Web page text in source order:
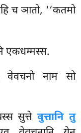
च ञातो, ‘‘कतमो
एकधम्मस्स.
वेवचनो नाम सो
सुत्तेवुत्तानि तु